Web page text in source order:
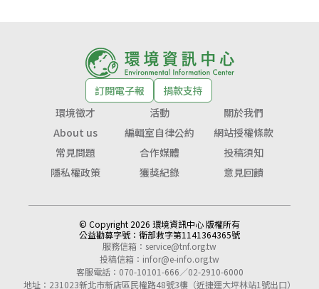
訂閱電子報
捐款支持
環境徵才
活動
關於我們
About us
編輯室自律公約
網站授權條款
常見問題
合作媒體
投稿須知
隱私權政策
獲獎紀錄 意見回饋
© Copyright 2026 環境資訊中心 版權所有
公益勸募字號： 衛部救字第1141364365號
服務信箱： service@tnf.org.tw
投稿信箱： infor@e-info.org.tw
客服電話：070-10101-666／02-2910-6000
地址：231023新北市新店區民權路48號3樓（近捷運大坪林站1號出口）